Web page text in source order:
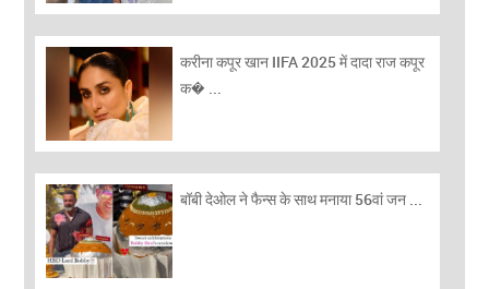
करीना कपूर खान IIFA 2025 में दादा राज कपूर
क� ...
बॉबी देओल ने फैन्स के साथ मनाया 56वां जन ...